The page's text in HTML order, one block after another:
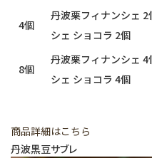
4個
丹波栗フィナンシェ
シェ ショコラ 2個
8個
丹波栗フィナンシェ
シェ ショコラ 4個
商品詳細はこちら
丹波黒豆サブレ